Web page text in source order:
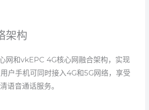
架构
网和vkEPC 4G核心网融合架构，实现
户手机可同时接入4G和5G网络，享受
语音通话服务。